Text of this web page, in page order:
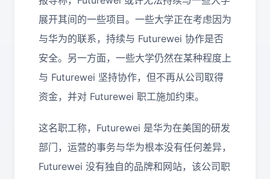
展开其间的一些项目。一些大学正在考虑因为
与华为的联系，持续与 Futurewei 协作是否
安全。另一方面，一些大学仍然在某种程度上
与 Futurewei 坚持协作，但不再从公司取得
资金，并对 Futurewei 职工施加约束。
这名职工称，Futurewei 是华为在美国的研发
部门，运营的事务与华为根本没有任何差异，
Futurewei 没有独自的品牌和网站，该公司职